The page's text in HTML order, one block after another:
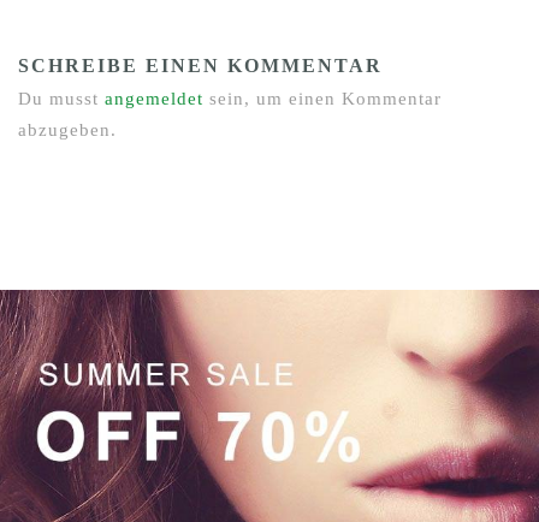
SCHREIBE EINEN KOMMENTAR
Du musst angemeldet sein, um einen Kommentar
abzugeben.